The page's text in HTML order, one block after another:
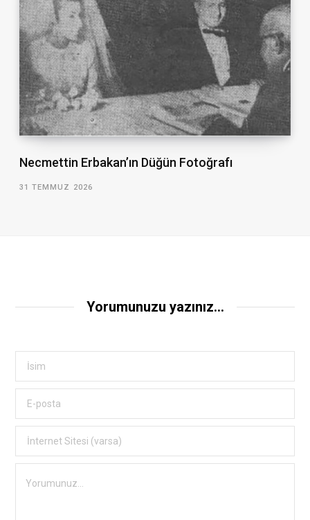
Necmettin Erbakan’ın Düğün Fotoğrafı
31 TEMMUZ 2026
Yorumunuzu yazınız...